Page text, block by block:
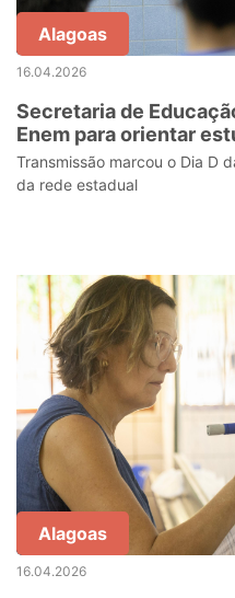
Alagoas
16.04.2026
Secretaria de
Enem para orientar
Transmissão marcou o Dia D
da rede estadual
Alagoas
16.04.2026